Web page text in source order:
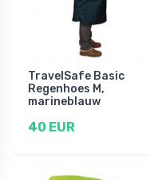
TravelSafe Basic
Regenhoes M,
marineblauw
40 EUR